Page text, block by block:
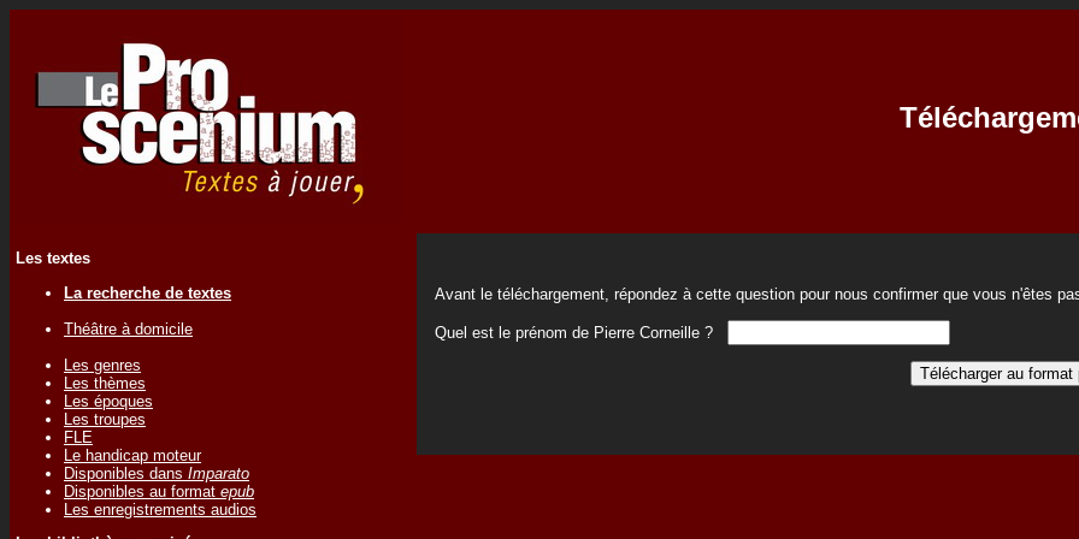
Les textes
La recherche de textes
Théâtre à domicile
Les genres
Les thèmes
Les époques
Les troupes
FLE
Le handicap moteur
Disponibles dans Imparato
Disponibles au format epub
Les enregistrements audios
Avant le téléchargement, répondez à cette question pour nous confirmer que vous n'êtes
Quel est le prénom de Pierre Corneille ?